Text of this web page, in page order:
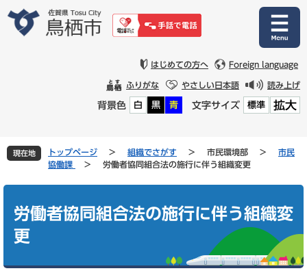
文
はじめての方へ Foreign language
ふりがな やさしい日本語 読み上げ
背景色 白 黒 青 文字サイズ 標準 拡大
現在地 トップページ > 組織でさがす > 市民環境部 >
市民
協働課
> 労働者協同組合法の施行に伴う組織変更
労働者協同組合法の施行に伴う組織変
更